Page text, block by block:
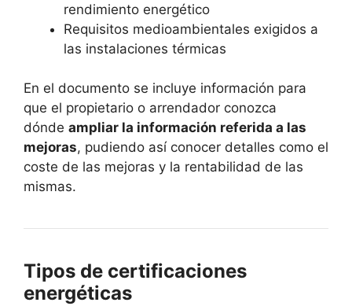
rendimiento energético
Requisitos medioambientales exigidos a
las instalaciones térmicas
En el documento se incluye información para
que el propietario o arrendador conozca
dónde ampliar la información referida a las
mejoras, pudiendo así conocer detalles como el
coste de las mejoras y la rentabilidad de las
mismas.
Tipos de certificaciones
energéticas